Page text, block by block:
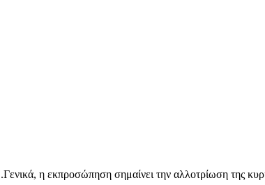
η εκπροσώπηση σημαίνει την αλλοτρίωση της